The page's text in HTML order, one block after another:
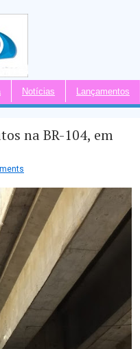
Notícias Lançamentos
na BR-104, em